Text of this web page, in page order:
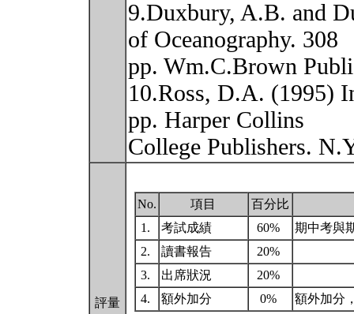
9.Duxbury, A.B. and
of Oceanography. 308
pp. Wm.C.Brown
10.Ross, D.A. (1995)
pp. Harper Collins
College Publishers.
評量
No. 項目
百分比
1.
考試成績 60%
期中考與
2.
讀書報告
20%
3.
出席狀況
20%
4.
額外加分 0% 額外加分